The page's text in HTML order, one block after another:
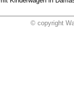
© copyright